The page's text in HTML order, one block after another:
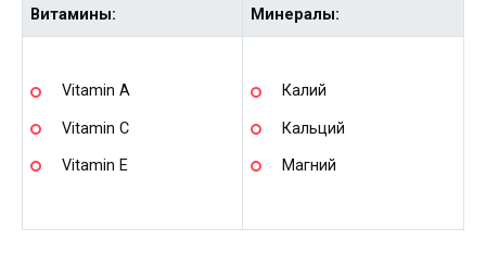
Витамины: Минералы:
Vitamin A
Vitamin C
Vitamin E
Калий
Кальций
Магний